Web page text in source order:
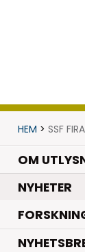
HEM > SSF
OM
NYHETER.